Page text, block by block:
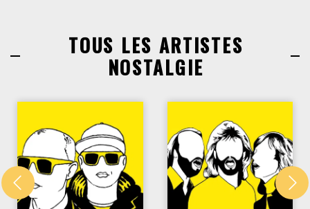
TOUS LES ARTISTES
NOSTALGIE